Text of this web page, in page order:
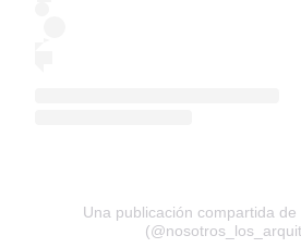
Una publicación compartida de